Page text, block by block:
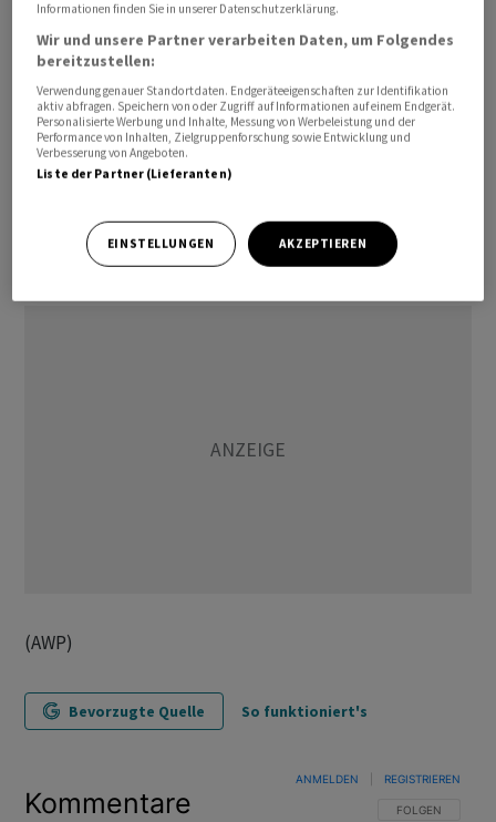
Die Vereinbarung braucht laut Sky noch die
Zustimmung der Aktionäre und Aufsichtsbehörden. ITV
ist Grossbritanniens grösster kommerzieller
Fernsehsender, hat jedoch als Public Service
Broadcaster einen gesetzlichen Versorgungsauftrag. Die
Fernsehsender sollen frei empfangbar und ITVX
Aktie von ITV notierte am Montagnachmittag nach
einem festen Start nahezu unverändert./pba/DP/mis/he
(AWP)
Bevorzugte Quelle So funktioniert's
Kommentare FOLGE DIESER
FOLGEN
ANMELDEN REGISTRIEREN
Informationen finden Sie in unserer Datenschutzerklärung.
Wir und unsere Partner verarbeiten Daten, um Folgendes
bereitzustellen:
Verwendung genauer Standortdaten. Endgeräteeigenschaften zur Identifikation
aktiv abfragen. Speichern von oder Zugriff auf Informationen auf einem Endgerät.
Personalisierte Werbung und Inhalte, Messung von Werbeleistung und der
Performance von Inhalten, Zielgruppenforschung sowie Entwicklung und
Verbesserung von Angeboten.
Liste der Partner (Lieferanten)
EINSTELLUNGEN AKZEPTIEREN